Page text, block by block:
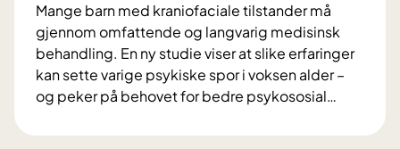
Mange barn med kraniofaciale tilstander må
gjennom omfattende og langvarig medisinsk
behandling. En ny studie viser at slike erfaringer
kan sette varige psykiske spor i voksen alder –
og peker på behovet for bedre psykososial…
å